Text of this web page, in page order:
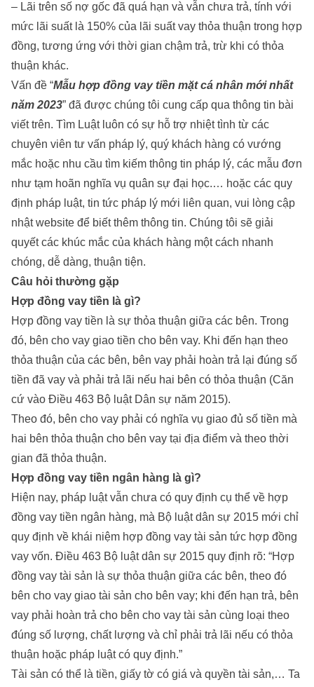
– Lãi trên số nợ gốc đã quá hạn và vẫn chưa trả, tính với
mức lãi suất là 150% của lãi suất vay thỏa thuận trong hợp
đồng, tương ứng với thời gian chậm trả, trừ khi có thỏa
thuận khác.
Vấn đề “Mẫu hợp đồng vay tiền mặt cá nhân mới nhất
năm 2023” đã được chúng tôi cung cấp qua thông tin bài
viết trên. Tìm Luậtluôn có sự hỗ trợ nhiệt tình từ các
chuyên viên tư vấn pháp lý, quý khách hàng có vướng
mắc hoặc nhu cầu tìm kiếm thông tin pháp lý, các mẫu đơn
như tạm hoãn nghĩa vụ quân sự đại học.… hoặc các quy
định pháp luật, tin tức pháp lý mới liên quan, vui lòng cập
nhật website để biết thêm thông tin. Chúng tôi sẽ giải
quyết các khúc mắc của khách hàng một cách nhanh
chóng, dễ dàng, thuận tiện.
Câu hỏi thường gặp
Hợp đồng vay tiền là gì?
Hợp đồng vay tiền là sự thỏa thuận giữa các bên. Trong
đó, bên cho vay giao tiền cho bên vay. Khi đến hạn theo
thỏa thuận của các bên, bên vay phải hoàn trả lại đúng số
tiền đã vay và phải trả lãi nếu hai bên có thỏa thuận (Căn
cứ vào Điều 463 Bộ luật Dân sự năm 2015).
Theo đó, bên cho vay phải có nghĩa vụ giao đủ số tiền mà
hai bên thỏa thuận cho bên vay tại địa điểm và theo thời
gian đã thỏa thuận.
Hợp đồng vay tiền ngân hàng là gì?
Hiện nay, pháp luật vẫn chưa có quy định cụ thể về hợp
đồng vay tiền ngân hàng, mà Bộ luật dân sự 2015 mới chỉ
quy định về khái niệm hợp đồng vay tài sản tức hợp đồng
vay vốn. Điều 463 Bộ luật dân sự 2015 quy định rõ: “Hợp
đồng vay tài sản là sự thỏa thuận giữa các bên, theo đó
bên cho vay giao tài sản cho bên vay; khi đến hạn trả, bên
vay phải hoàn trả cho bên cho vay tài sản cùng loại theo
đúng số lượng, chất lượng và chỉ phải trả lãi nếu có thỏa
thuận hoặc pháp luật có quy định.”
Tài sản có thể là tiền, giấy tờ có giá và quyền tài sản,… Ta